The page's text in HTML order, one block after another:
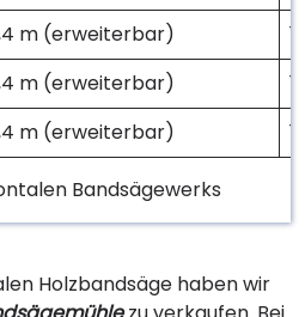
m (erweiterbar)
m (erweiterbar)
m (erweiterbar)
Bandsägewerks
Holzbandsäge haben wir